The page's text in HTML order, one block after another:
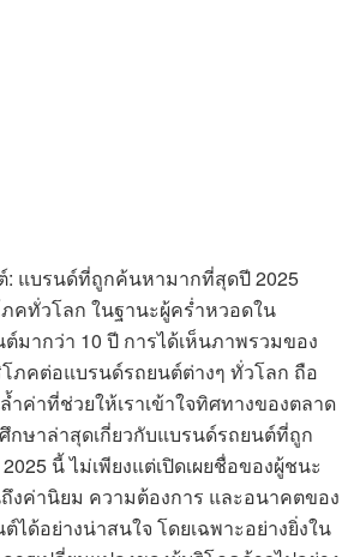
: แบรนด์ที่ถูกค้นหามากที่สุดปี 2025
คทั่วโลก ในฐานะผู้คร่ำหวอดใน
มากว่า 10 ปี การได้เห็นภาพรวมของ
ภคต่อแบรนด์รถยนต์ต่างๆ ทั่วโลก ถือ
ำค่าที่ช่วยให้เราเข้าใจทิศทางของตลาด
กษาล่าสุดเกี่ยวกับแบรนด์รถยนต์ที่ถูก
นี้ ไม่เพียงแต่เปิดเผยชื่อของผู้ชนะ
งค่านิยม ความต้องการ และอนาคตของ
ได้อย่างน่าสนใจ โดยเฉพาะอย่างยิ่งใน